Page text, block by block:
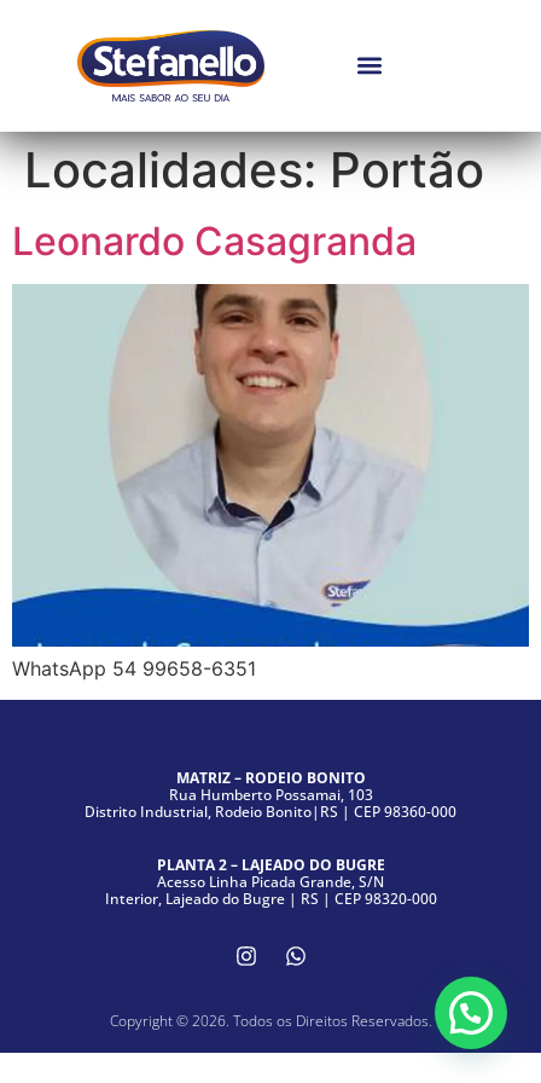
Localidades:Portão
Leonardo Casagranda
WhatsApp 54 99658-6351
MATRIZ – RODEIO BONITO
Rua Humberto Possamai, 103
Distrito Industrial, Rodeio Bonito|RS | CEP 98360-000
PLANTA 2 – LAJEADO DO BUGRE
Acesso Linha Picada Grande, S/N
Interior, Lajeado do Bugre | RS | CEP 98320-000
Copyright © 2026. Todos os Direitos Reservados.